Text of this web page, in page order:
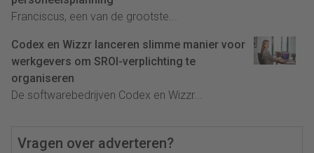
Franciscus, een van de grootste...
Codex en Wizzr lanceren slimme manier voor
werkgevers om SROI-verplichting te
organiseren
De softwarebedrijven Codex en Wizzr...
Vragen over adverteren?